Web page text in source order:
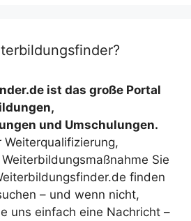
ist das große Portal
und Umschulungen.
Weiterqualifizierung,
Sie
finden
– und wenn nicht,
uns einfach eine Nachricht –